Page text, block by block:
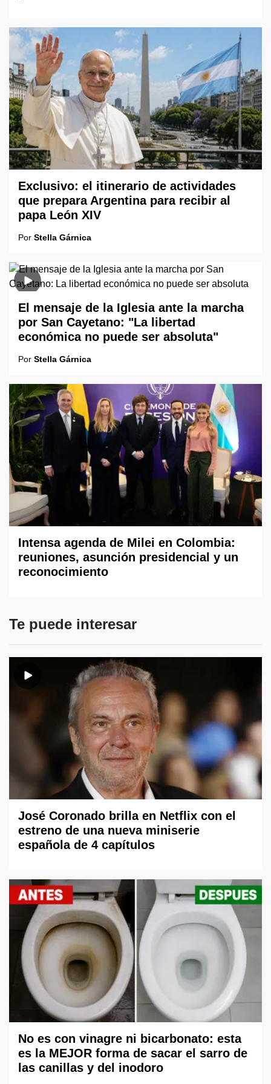
Exclusivo: el itinerario de actividades
que prepara Argentina para recibir al
papa León XIV
Por Stella Gárnica
El mensaje de la Iglesia ante la marcha
por San Cayetano: "La libertad
económica no puede ser absoluta"
Por Stella Gárnica
Intensa agenda de Milei en Colombia:
reuniones, asunción presidencial y un
reconocimiento
Te puede interesar
José Coronado brilla en Netflix con el
estreno de una nueva miniserie
española de 4 capítulos
No es con vinagre ni bicarbonato: esta
es la MEJOR forma de sacar el sarro de
las canillas y del inodoro